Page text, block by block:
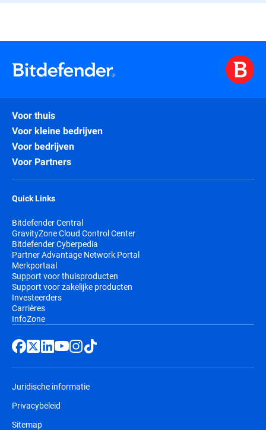
Voor thuis
Voor kleine bedrijven
Voor bedrijven
Voor Partners
Quick Links
Bitdefender Central
GravityZone Cloud Control Center
Bitdefender Cyberpedia
Partner Advantage Network Portal
Merkportaal
Support voor thuisproducten
Support voor zakelijke producten
Investeerders
Carrières
InfoZone
Juridische informatie
Privacybeleid
Sitemap